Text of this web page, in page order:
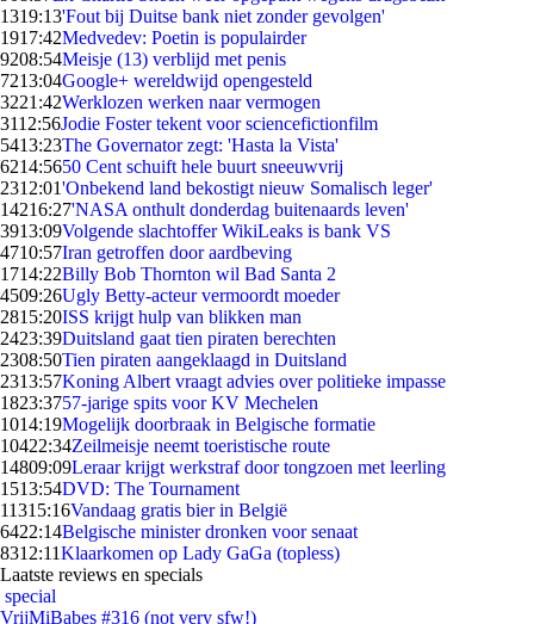
1319:13'Fout bij Duitse bank niet zonder gevolgen'
1917:42Medvedev: Poetin is populairder
9208:54Meisje (13) verblijd met penis
7213:04Google+ wereldwijd opengesteld
3221:42Werklozen werken naar vermogen
3112:56Jodie Foster tekent voor sciencefictionfilm
5413:23The Governator zegt: 'Hasta la Vista'
6214:5650 Cent schuift hele buurt sneeuwvrij
2312:01'Onbekend land bekostigt nieuw Somalisch leger'
14216:27'NASA onthult donderdag buitenaards leven'
3913:09Volgende slachtoffer WikiLeaks is bank VS
4710:57Iran getroffen door aardbeving
1714:22Billy Bob Thornton wil Bad Santa 2
4509:26Ugly Betty-acteur vermoordt moeder
2815:20ISS krijgt hulp van blikken man
2423:39Duitsland gaat tien piraten berechten
2308:50Tien piraten aangeklaagd in Duitsland
2313:57Koning Albert vraagt advies over politieke impasse
1823:3757-jarige spits voor KV Mechelen
1014:19Mogelijk doorbraak in Belgische formatie
10422:34Zeilmeisje neemt toeristische route
14809:09Leraar krijgt werkstraf door tongzoen met leerling
1513:54DVD: The Tournament
11315:16Vandaag gratis bier in België
6422:14Belgische minister dronken voor senaat
8312:11Klaarkomen op Lady GaGa (topless)
Laatste reviews en specials
special
VrijMiBabes #316 (not very sfw!)